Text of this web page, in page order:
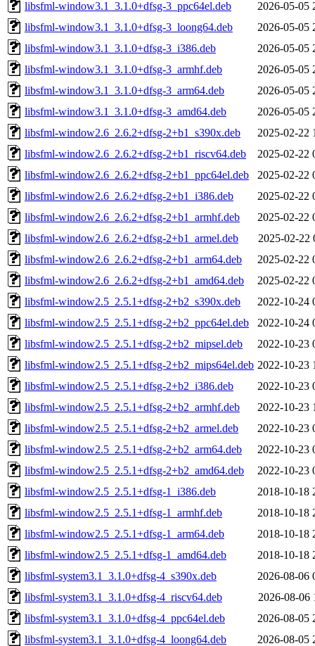
libsfml-window3.1_3.1.0+dfsg-3_ppc64el.deb
2026-05-05
libsfml-window3.1_3.1.0+dfsg-3_loong64.deb
2026-05-05
libsfml-window3.1_3.1.0+dfsg-3_i386.deb
2026-05-05
libsfml-window3.1_3.1.0+dfsg-3_armhf.deb
2026-05-05
libsfml-window3.1_3.1.0+dfsg-3_arm64.deb
2026-05-05
libsfml-window3.1_3.1.0+dfsg-3_amd64.deb
2026-05-05
libsfml-window2.6_2.6.2+dfsg-2+b1_s390x.deb
2025-02-22
libsfml-window2.6_2.6.2+dfsg-2+b1_riscv64.deb
2025-02-22
libsfml-window2.6_2.6.2+dfsg-2+b1_ppc64el.deb
2025-02-22
libsfml-window2.6_2.6.2+dfsg-2+b1_i386.deb
2025-02-22
libsfml-window2.6_2.6.2+dfsg-2+b1_armhf.deb
2025-02-22
libsfml-window2.6_2.6.2+dfsg-2+b1_armel.deb
2025-02-22
libsfml-window2.6_2.6.2+dfsg-2+b1_arm64.deb
2025-02-22
libsfml-window2.6_2.6.2+dfsg-2+b1_amd64.deb
2025-02-22
libsfml-window2.5_2.5.1+dfsg-2+b2_s390x.deb
2022-10-24
libsfml-window2.5_2.5.1+dfsg-2+b2_ppc64el.deb
2022-10-24
libsfml-window2.5_2.5.1+dfsg-2+b2_mipsel.deb
2022-10-23
libsfml-window2.5_2.5.1+dfsg-2+b2_mips64el.deb 2022-10-23
libsfml-window2.5_2.5.1+dfsg-2+b2_i386.deb
2022-10-23
libsfml-window2.5_2.5.1+dfsg-2+b2_armhf.deb
2022-10-23
libsfml-window2.5_2.5.1+dfsg-2+b2_armel.deb
2022-10-23
libsfml-window2.5_2.5.1+dfsg-2+b2_arm64.deb
2022-10-23
libsfml-window2.5_2.5.1+dfsg-2+b2_amd64.deb
2022-10-23
libsfml-window2.5_2.5.1+dfsg-1_i386.deb
2018-10-18
libsfml-window2.5_2.5.1+dfsg-1_armhf.deb
2018-10-18
libsfml-window2.5_2.5.1+dfsg-1_arm64.deb
2018-10-18
libsfml-window2.5_2.5.1+dfsg-1_amd64.deb
2018-10-18
libsfml-system3.1_3.1.0+dfsg-4_s390x.deb
2026-08-06
libsfml-system3.1_3.1.0+dfsg-4_riscv64.deb
2026-08-06
libsfml-system3.1_3.1.0+dfsg-4_ppc64el.deb
2026-08-05
libsfml-system3.1_3.1.0+dfsg-4_loong64.deb
2026-08-05